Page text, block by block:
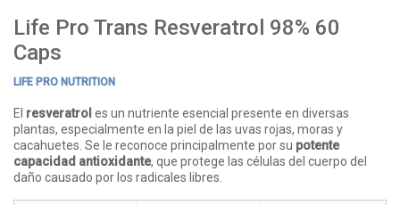
Life Pro Trans Resveratrol 98% 60
Caps
LIFE PRO NUTRITION
El resveratrol es un nutriente esencial presente en diversas
plantas, especialmente en la piel de las uvas rojas, moras y
cacahuetes. Se le reconoce principalmente por su potente
capacidad antioxidante, que protege las células del cuerpo del
daño causado por los radicales libres.